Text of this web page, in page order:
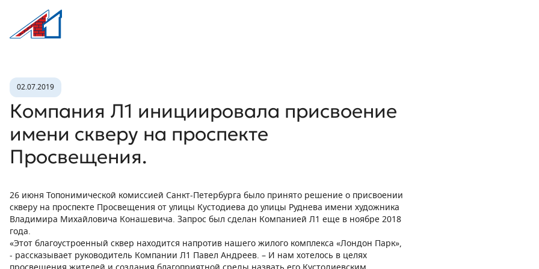
Л1 Строительная компания №1
Новость
02.07.2019
Компания Л1 инициировала присвоение
имени скверу на проспекте
Просвещения.
26 июня Топонимической комиссией Санкт-Петербурга было принято решение о присвоении
скверу на проспекте Просвещения от улицы Кустодиева до улицы Руднева имени художника
Владимира Михайловича Конашевича. Запрос был сделан Компанией Л1 еще в ноябре 2018
года.
«Этот благоустроенный сквер находится напротив нашего жилого комплекса «Лондон Парк»,
- рассказывает руководитель Компании Л1 Павел Андреев. – И нам хотелось в целях